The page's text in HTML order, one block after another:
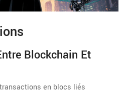
Blockchain Et
en blocs liés